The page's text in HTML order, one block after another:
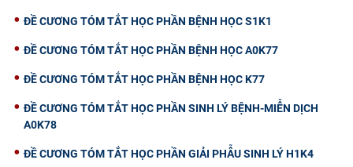
ĐỀ CƯƠNG TÓM TẮT HỌC PHẦN BỆNH HỌC S1K1
ĐỀ CƯƠNG TÓM TẮT HỌC PHẦN BỆNH HỌC A0K77
ĐỀ CƯƠNG TÓM TẮT HỌC PHẦN BỆNH HỌC K77
ĐỀ CƯƠNG TÓM TẮT HỌC PHẦN SINH LÝ BỆNH-MIỄN DỊCH
A0K78
ĐỀ CƯƠNG TÓM TẮT HỌC PHẦN GIẢI PHẪU SINH LÝ H1K4